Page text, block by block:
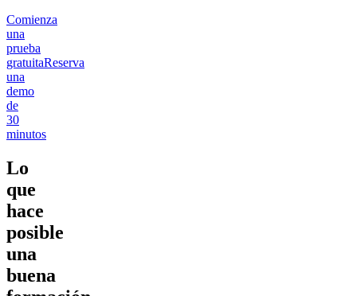
Comienza
una
prueba
gratuitaReserva
una
demo
de
30
minutos
Lo
que
hace
posible
una
buena